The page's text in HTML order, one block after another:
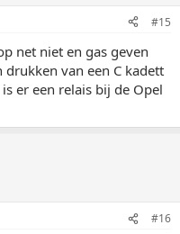
#15
net niet en gas geven
van een C kadett
er een relais bij de Opel
#16